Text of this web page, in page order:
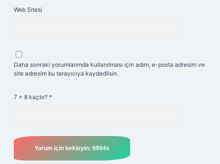
Web Sitesi
Daha sonraki yorumlarımda kullanılması için adım, e-posta adresim ve
site adresim bu tarayıcıya kaydedilsin.
7 + 8 kaçtır? *